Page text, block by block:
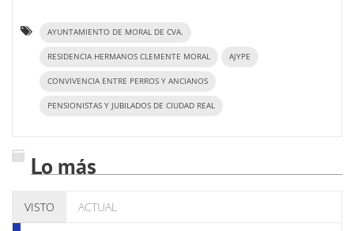
AYUNTAMIENTO DE MORAL DE CVA.
RESIDENCIA HERMANOS CLEMENTE MORAL AJYPE
CONVIVENCIA ENTRE PERROS Y ANCIANOS
PENSIONISTAS Y JUBILADOS DE CIUDAD REAL
Lo más
VISTO ACTUAL